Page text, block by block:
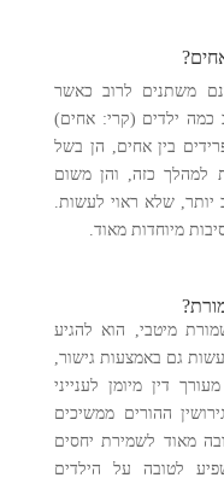
משתנים לרוב כאשר
כמה ילדים (קרי: אחים)
בין אחים, הן בשל
למהלך כזה, והן משום
שלא ראוי לעשות.
מיוחדות מאוד.
מיטבי, הוא להגיע
גם באמצעות גישור,
דין מיומן לענייני
ההורים ממשיכים
מאוד לשמירת יחסים
לטובה על הילדים